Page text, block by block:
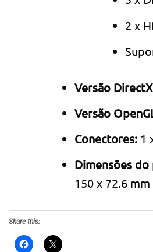
2 x
Versão
Versão
Conectores:1
Dimensões
150 x 72.6 mm
Share this: